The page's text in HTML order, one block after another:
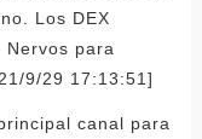
Los DEX
para
9/29 17:13:51]
canal para